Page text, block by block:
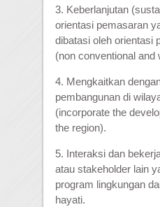
3. Keberlanjutan
orientasi pemasaran
dibatasi oleh orientasi
(non conventional and
4. Mengkaitkan
pembangunan di
(incorporate the
the region).
5. Interaksi dan
atau stakeholder lain
program lingkungan
hayati.